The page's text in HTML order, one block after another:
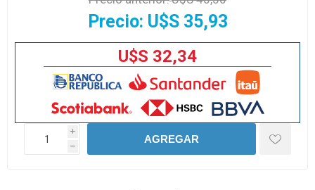
Precio: U$S 35,93
U$S 32,34
i
h
AGREGAR